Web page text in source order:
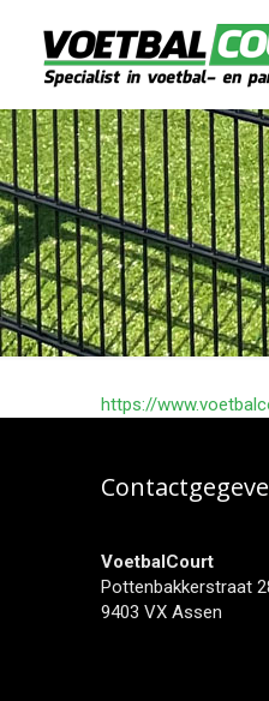
https://
VoetbalCourt
Pottenbakkerstraat
9403 VX Assen